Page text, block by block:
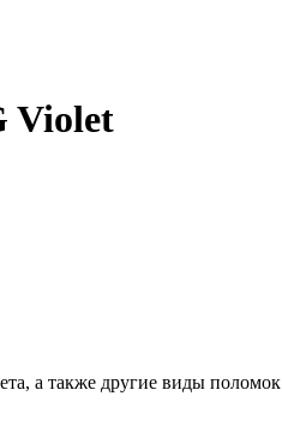
Violet
а также другие виды